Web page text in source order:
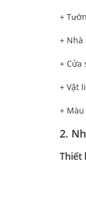
+
+ Nhà
+ Cửa
+ Vật
+
2.
Thiết